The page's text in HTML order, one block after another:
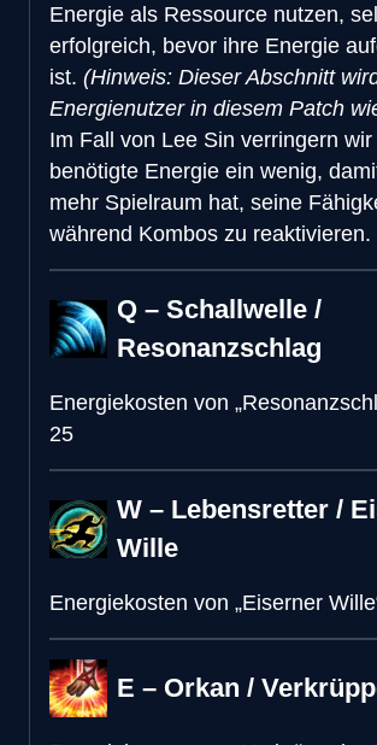
Energie als Ressource nutzen,
erfolgreich, bevor ihre Energie
ist. (Hinweis: Dieser Abschnitt
Energienutzer in diesem Patch
Im Fall von Lee Sin verringern wir
benötigte Energie ein wenig,
mehr Spielraum hat, seine
während Kombos zu reaktivieren.
Q – Schallwelle /
Resonanzschlag
Energiekosten von
25
W – Lebensretter /
Wille
Energiekosten von „Eiserner
E – Orkan /